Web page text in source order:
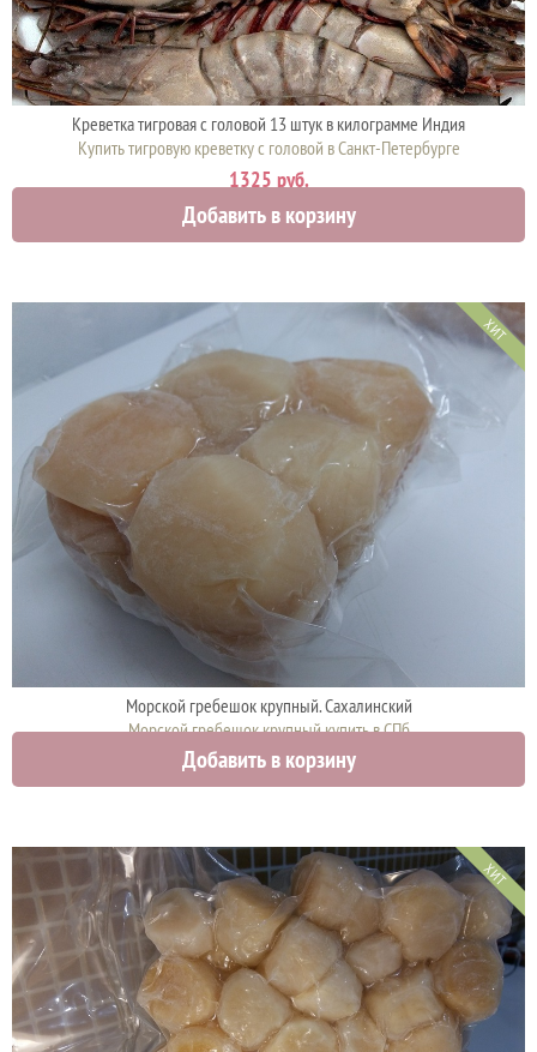
Креветка тигровая с головой 13 штук в килограмме Индия
Купить тигровую креветку с головой в Санкт-Петербурге
1325 руб.
Добавить в корзину
ХИТ
Морской гребешок крупный. Сахалинский
Морской гребешок крупный купить в СПб
2750 руб.
Добавить в корзину
ХИТ